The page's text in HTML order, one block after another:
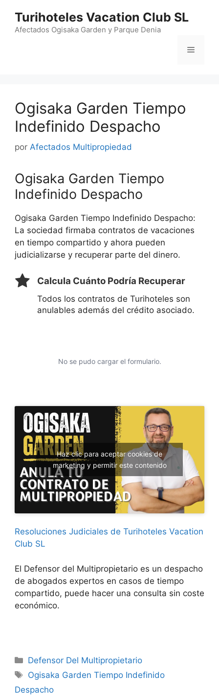
contenido
Turihoteles Vacation Club SL
Afectados Ogisaka Garden y Parque Denia
Menú
Ogisaka Garden Tiempo
Indefinido Despacho
por Afectados Multipropiedad
Ogisaka Garden Tiempo
Indefinido Despacho
Ogisaka Garden Tiempo Indefinido Despacho:
La sociedad firmaba contratos de vacaciones
en tiempo compartido y ahora pueden
judicializarse y recuperar parte del dinero.
Calcula Cuánto Podría Recuperar
Todos los contratos de Turihoteles son
anulables además del crédito asociado.
No se pudo cargar el formulario.
Haz clic para aceptar cookies de
marketing y permitir este contenido
Resoluciones Judiciales de Turihoteles Vacation
Club SL
El Defensor del Multipropietario es un despacho
de abogados expertos en casos de tiempo
compartido, puede hacer una consulta sin coste
económico.
Categorías
Defensor Del Multipropietario
Etiquetas
Ogisaka Garden Tiempo Indefinido
Despacho